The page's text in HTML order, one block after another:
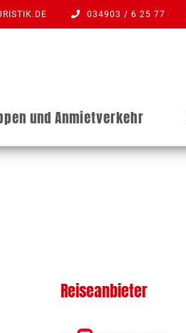
034903 / 6 25 77
und Anmietverkehr
Reiseanbieter